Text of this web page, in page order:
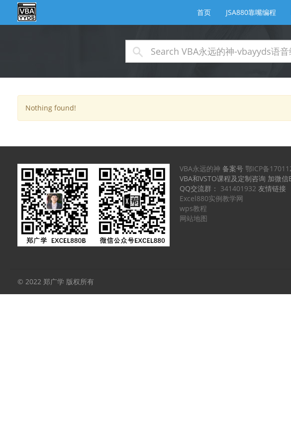
首页 JSA880靠嘴编程
Nothing found!
VBA永远的神 备案号鄂ICP备
VBA和VSTO课程及定制咨询 加微信
QQ交流群： 341401932 友情链接
Excel880实例教学网
wps教程
网站地图
© 2022 郑广学 版权所有